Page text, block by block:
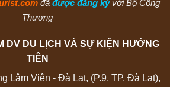
đã được đăng ký với Bộ Công
Thương
DV DU LỊCH VÀ SỰ KIỆN HƯỚNG
TIÊN
Lâm Viên - Đà Lạt, (P.9, TP. Đà Lạt),